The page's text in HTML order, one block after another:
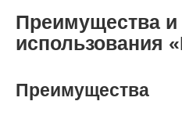
Преимущества и
использования
Преимущества